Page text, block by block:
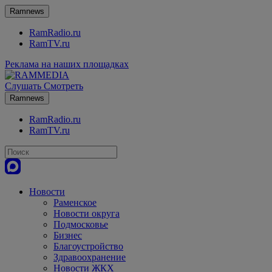
Ramnews
RamRadio.ru
RamTV.ru
Реклама на наших площадках
Слушать Смотреть
Ramnews
RamRadio.ru
RamTV.ru
Новости
Раменское
Новости округа
Подмосковье
Бизнес
Благоустройство
Здравоохранение
Новости ЖКХ